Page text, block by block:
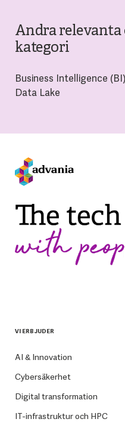
Andra relevanta
kategori
Business Intelligence (BI)
Data Lake
VI ERBJUDER
AI & Innovation
Cybersäkerhet
Digital transformation
IT-infrastruktur och HPC